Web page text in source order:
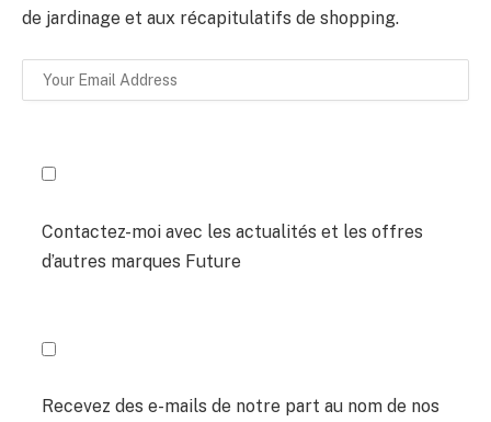
de jardinage et aux récapitulatifs de shopping.
Contactez-moi avec les actualités et les offres
d’autres marques Future
Recevez des e-mails de notre part au nom de nos